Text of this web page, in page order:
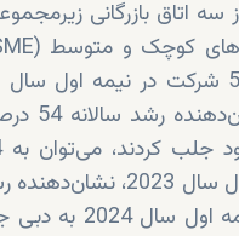
سه اتاق بازرگانی
2024